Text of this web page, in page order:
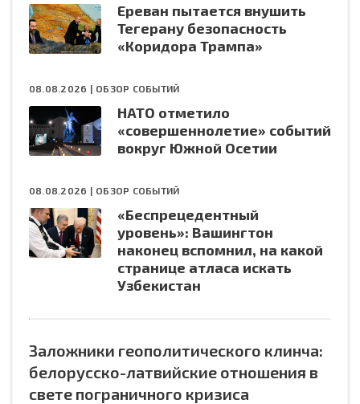
Ереван пытается внушить
Тегерану безопасность
«Коридора Трампа»
08.08.2026 | ОБЗОР СОБЫТИЙ
НАТО отметило
«совершеннолетие» событий
вокруг Южной Осетии
08.08.2026 | ОБЗОР СОБЫТИЙ
«Беспрецедентный
уровень»: Вашингтон
наконец вспомнил, на какой
странице атласа искать
Узбекистан
Заложники геополитического клинча:
белорусско-латвийские отношения в
свете пограничного кризиса